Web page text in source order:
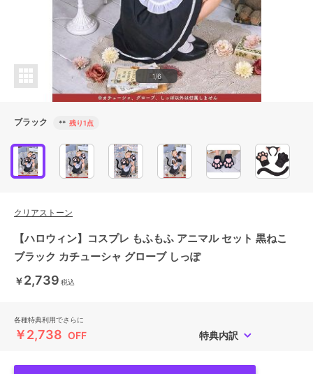
1/6
ブラック ** 残り1点
クリアストーン
【ハロウィン】コスプレ もふもふ アニマル セット 黒ねこ
ブラック カチューシャ グローブ しっぽ
￥2,739 税込
各種特典利用でさらに
￥2,738 OFF 特典内訳